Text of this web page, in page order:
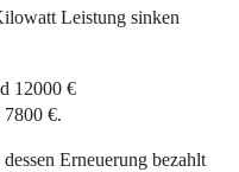
Leistung sinken
12000 €
€.
Erneuerung bezahlt